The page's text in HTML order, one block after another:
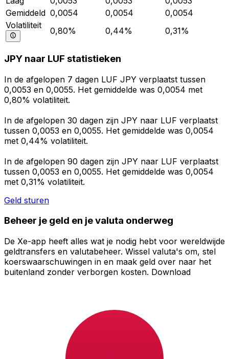
Gemiddeld 0,0054 0,0054
0,0054
Volatiliteit
0,80% 0,44% 0,31%
JPY naar LUF statistieken
In de afgelopen 7 dagen LUF JPY verplaatst tussen
0,0053 en 0,0055. Het gemiddelde was 0,0054 met
0,80% volatiliteit.
In de afgelopen 30 dagen zijn JPY naar LUF verplaatst
tussen 0,0053 en 0,0055. Het gemiddelde was 0,0054
met 0,44% volatiliteit.
In de afgelopen 90 dagen zijn JPY naar LUF verplaatst
tussen 0,0053 en 0,0055. Het gemiddelde was 0,0054
met 0,31% volatiliteit.
Geld sturen
Beheer je geld en je valuta onderweg
De Xe-app heeft alles wat je nodig hebt voor wereldwijde
geldtransfers en valutabeheer. Wissel valuta's om, stel
koerswaarschuwingen in en maak geld over naar het
buitenland zonder verborgen kosten. Download